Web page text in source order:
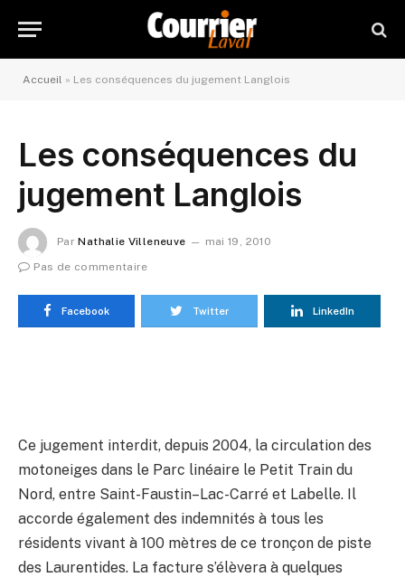
Accueil » Les conséquences du jugement Langlois
Les conséquences du
jugement Langlois
Par Nathalie Villeneuve
mai 19, 2010
Pas de commentaire
Facebook Twitter LinkedIn
Ce jugement interdit, depuis 2004, la circulation des
motoneiges dans le Parc linéaire le Petit Train du
Nord, entre Saint-Faustin–Lac-Carré et Labelle. Il
accorde également des indemnités à tous les
résidents vivant à 100 mètres de ce tronçon de piste
des Laurentides. La facture s’élèvera à quelques